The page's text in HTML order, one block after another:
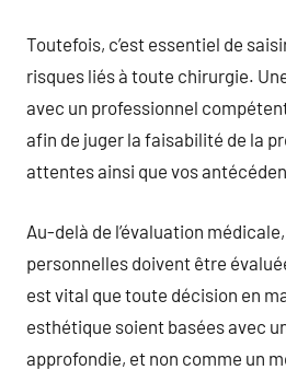
Toutefois, c’est essentiel de
risques liés à toute chirurgie.
avec un professionnel
afin de juger la faisabilité de la
attentes ainsi que vos
Au-delà de l’évaluation
personnelles doivent être
est vital que toute décision en
esthétique soient basées avec
approfondie, et non comme un